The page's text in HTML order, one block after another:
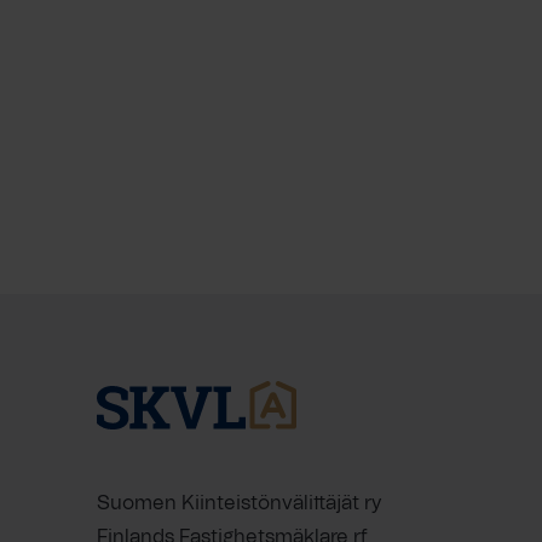
Suomen Kiinteistönvälittäjät ry
Finlands Fastighetsmäklare rf